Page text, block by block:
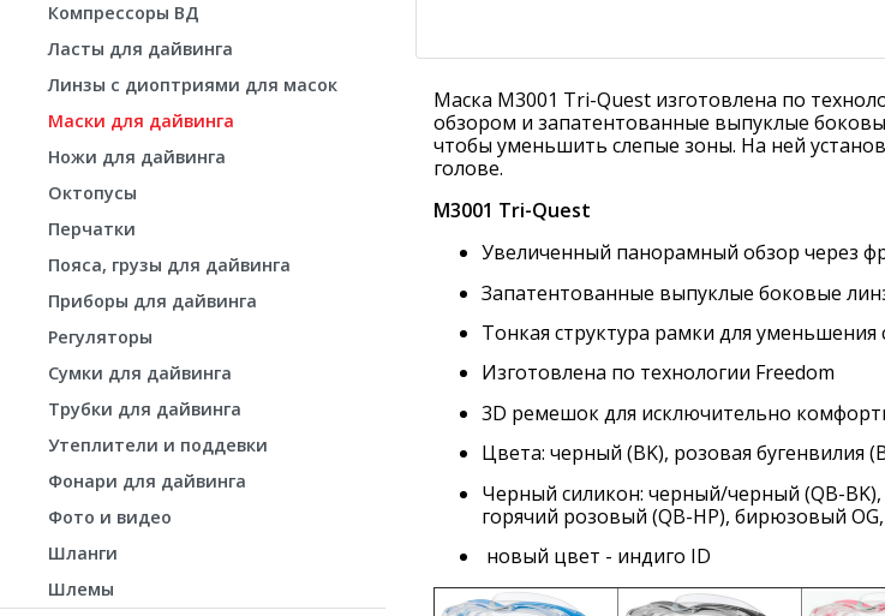
Компрессоры ВД
Ласты для дайвинга
Линзы с диоптриями для масок
Маски для дайвинга
Ножи для дайвинга
Октопусы
Перчатки
Пояса, грузы для дайвинга
Приборы для дайвинга
Регуляторы
Сумки для дайвинга
Трубки для дайвинга
Утеплители и поддевки
Фонари для дайвинга
Фото и видео
Шланги
Шлемы
Маска M3001 Tri-Quest изготовлена по
обзором и запатентованные выпуклые
чтобы уменьшить слепые зоны. На ней
голове.
M3001 Tri-Quest
Увеличенный панорамный обзор через
Запатентованные выпуклые боковые
Тонкая структура рамки для уменьшения
Изготовлена по технологии Freedom
3D ремешок для исключительно
Цвета: черный (BK), розовая бугенвилия
Черный силикон: черный/черный (QB-
горячий розовый (QB-HP), бирюзовый OG,
новый цвет - индиго ID